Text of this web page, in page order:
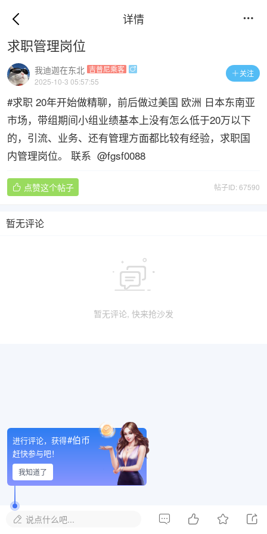
详情 
求职管理岗位
关注
我迪迦在东北 吉普尼乘客 
2025-10-3 05:57:55
#求职 20年开始做精聊，前后做过美国 欧洲 日本东南亚
市场，带组期间小组业绩基本上没有怎么低于20万以下
的，引流、业务、还有管理方面都比较有经验，求职国
内管理岗位。 联系 @fgsf0088
帖子ID: 67590
 点赞这个帖子
暂无评论

暂无评论, 快来抢沙发
 说点什么吧...    
进行评论，获得#伯币
赶快参与吧！
我知道了